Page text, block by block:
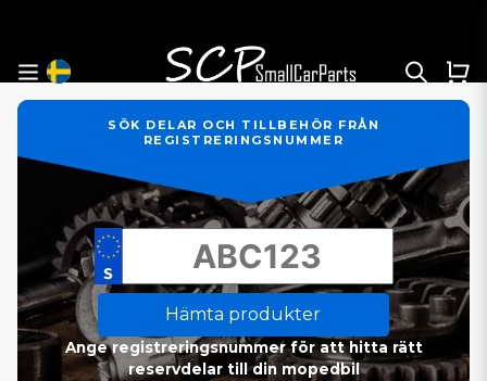
SÖK DELAR OCH TILLBEHÖR FRÅN
REGISTRERINGSNUMMER
Hämta produkter
Ange registreringsnummer för att hitta rätt
reservdelar till din mopedbil